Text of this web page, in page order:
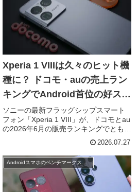
Xperia 1 VIIIは久々のヒット機
種に？ ドコモ・auの売上ラン
キングでAndroid首位の好スタ
ート
ソニーの最新フラッグシップスマート
フォン「Xperia 1 VIII」が、ドコモとau
の2026年6月の販売ランキングでともに
2位に初登場しました。両キャリアとも
首位はiPhone 17が維持したものの、
AndroidスマートフォンではXp...
2026.07.27
Androidスマホのベンチマークスコア